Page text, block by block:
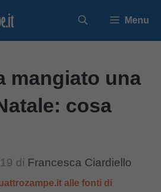
Menu
mangiato una
cosa
di Francesca Ciardiello
alle fonti di